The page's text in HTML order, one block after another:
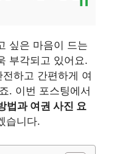
싶은 마음이 드는
부각되고 있어요.
하고 간편하게 여
. 이번 포스팅에서
법과 여권 사진 요
습니다.